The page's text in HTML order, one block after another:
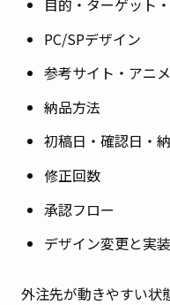
目的・ターゲット
PC/SPデザイン
参考サイト・アニ
納品方法
初稿日・確認日・
修正回数
承認フロー
デザイン変更と実
外注先が動きやすい状